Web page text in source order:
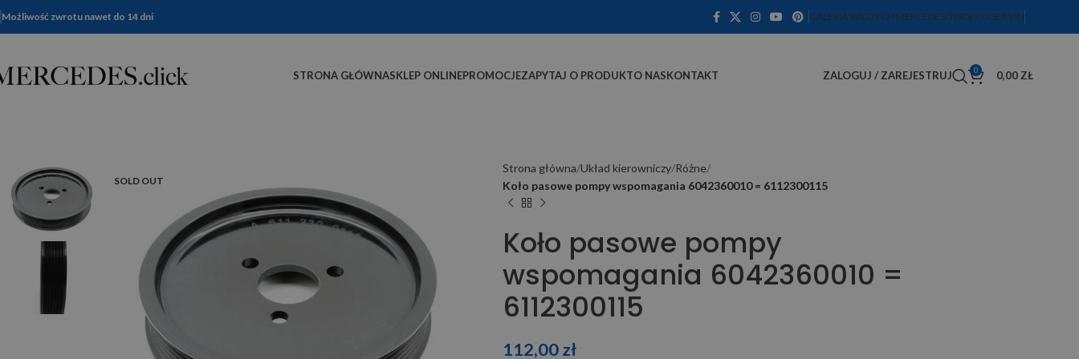
Możliwość zwrotu nawet do 14 dni GALERIA WASZYCH MERCEDESÓWDEKODER VIN
STRONA GŁÓWNASKLEP ONLINEPROMOCJEZAPYTAJ O PRODUKTO NASKONTAKT ZALOGUJ / ZAREJESTRUJ 0 0,00 ZŁ
SOLD OUT
Strona główna Układ kierowniczy Różne
Koło pasowe pompy wspomagania 6042360010 = 6112300115
Koło pasowe pompy
wspomagania 6042360010 =
6112300115
112,00zł